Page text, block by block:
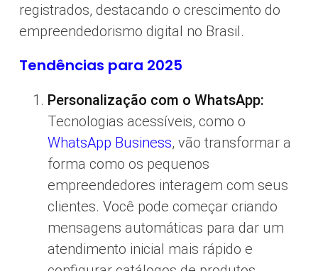
registrados, destacando o crescimento do
empreendedorismo digital no Brasil.
Tendências para 2025
Personalização com o WhatsApp:
Tecnologias acessíveis, como o
WhatsApp Business, vão transformar a
forma como os pequenos
empreendedores interagem com seus
clientes. Você pode começar criando
mensagens automáticas para dar um
atendimento inicial mais rápido e